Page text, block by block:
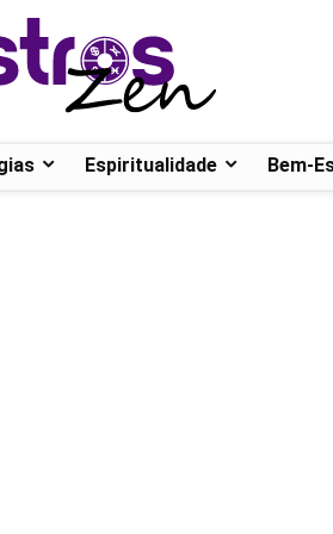
Espiritualidade Bem-